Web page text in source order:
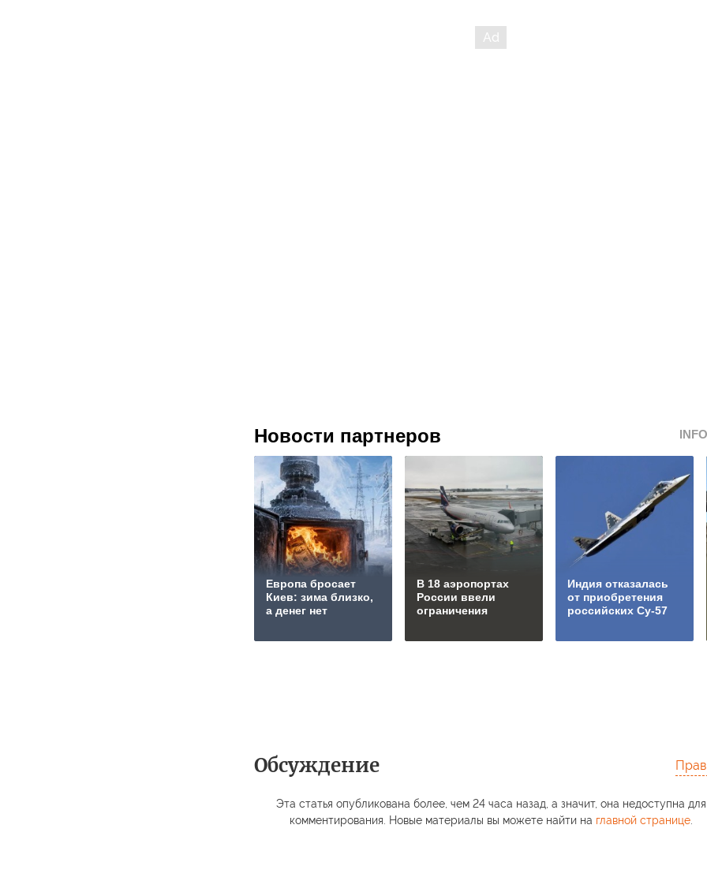
Новости партнеров
Европа бросает
Киев: зима близко,
а денег нет
В 18 аэропортах
России ввели
ограничения
Индия отказалась
от приобретения
российских Су-57
Обсуждение
Эта статья опубликована более, чем 24 часа назад, а значит, она недоступна для
комментирования. Новые материалы вы можете найти на главной странице.